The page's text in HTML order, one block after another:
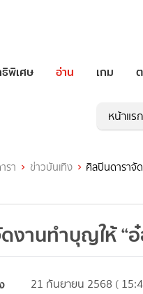
พิเศษ อ่าน เกม
หน้าแร
รา ข่าวบันเทิง ศิลปินดาราจั
งานทำบุญให้ “
21 กันยายน 2568 (